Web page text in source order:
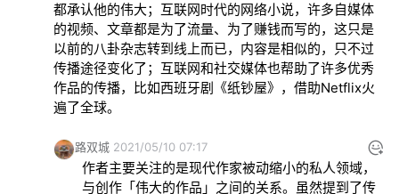
都承认他的伟大；互联网时代的网络小说，许多自媒体
的视频、文章都是为了流量、为了赚钱而写的，这只是
以前的八卦杂志转到线上而已，内容是相似的，只不过
传播途径变化了；互联网和社交媒体也帮助了许多优秀
作品的传播，比如西班牙剧《纸钞屋》，借助Netflix火
遍了全球。
路双城 2021/05/10 07:17
作者主要关注的是现代作家被动缩小的私人领域，
与创作「伟大的作品」之间的关系。虽然提到了传